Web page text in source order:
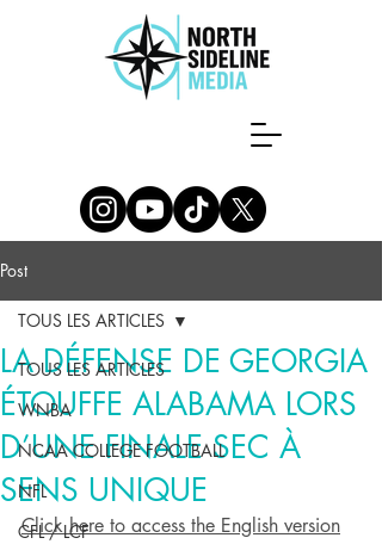
Post
TOUS LES ARTICLES
WNBA
NCAA COLLEGE FOOTBALL
NFL
CFL / LCF
TOUS LES ARTICLES
LA DÉFENSE DE GEORGIA
ÉTOUFFE ALABAMA LORS
D’UNE FINALE SEC À
SENS UNIQUE
Click here to access the English version